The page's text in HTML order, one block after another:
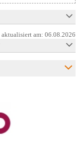
aktualisiert am:06.08.2026